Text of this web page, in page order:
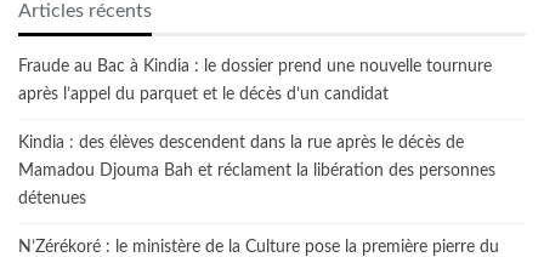
Articles récents
Fraude au Bac à Kindia : le dossier prend une nouvelle tournure
après l’appel du parquet et le décès d’un candidat
Kindia : des élèves descendent dans la rue après le décès de
Mamadou Djouma Bah et réclament la libération des personnes
détenues
N’Zérékoré : le ministère de la Culture pose la première pierre du